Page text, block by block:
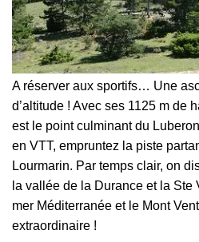
A réserver aux sportifs… Une
d’altitude ! Avec ses 1125 m de
est le point culminant du
en VTT, empruntez la piste
Lourmarin. Par temps clair, on
la vallée de la Durance et la Ste
mer Méditerranée et le Mont
extraordinaire !